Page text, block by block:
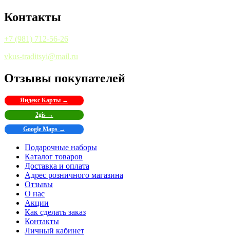
Контакты
+7 (981) 712-56-26
vkus-traditsyi@mail.ru
Отзывы покупателей
Яндекс Карты →
2gis →
Google Maps →
Подарочные наборы
Каталог товаров
Доставка и оплата
Адрес розничного магазина
Отзывы
О нас
Акции
Как сделать заказ
Контакты
Личный кабинет